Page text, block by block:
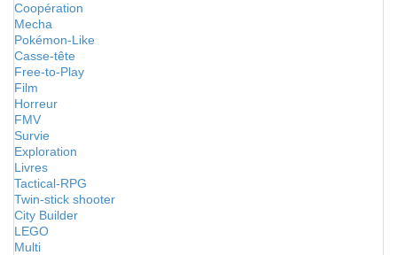
Coopération
Mecha
Pokémon-Like
Casse-tête
Free-to-Play
Film
Horreur
FMV
Survie
Exploration
Livres
Tactical-RPG
Twin-stick shooter
City Builder
LEGO
Multi